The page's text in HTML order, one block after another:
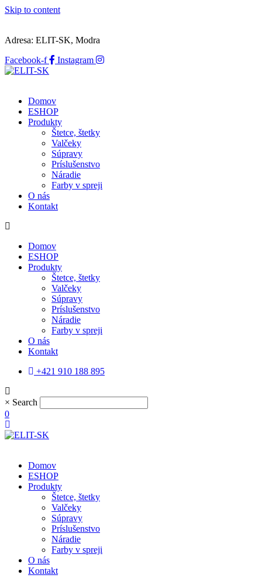
Skip to content
Adresa: ELIT-SK, Modra
Facebook-f
Instagram
Domov
ESHOP
Produkty
Štetce, štetky
Valčeky
Súpravy
Príslušenstvo
Náradie
Farby v spreji
O nás
Kontakt
Domov
ESHOP
Produkty
Štetce, štetky
Valčeky
Súpravy
Príslušenstvo
Náradie
Farby v spreji
O nás
Kontakt
+421 910 188 895
× Search
0
Domov
ESHOP
Produkty
Štetce, štetky
Valčeky
Súpravy
Príslušenstvo
Náradie
Farby v spreji
O nás
Kontakt